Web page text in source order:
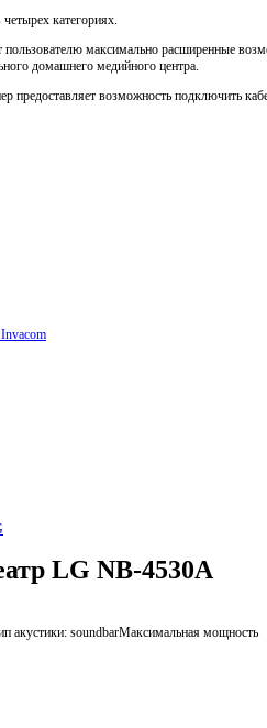
категориях.
максимально расширенные
домашнего медийного центра.
предоставляет возможность подключить
LG NB-4530A
акустики: soundbarМаксимальная мощность